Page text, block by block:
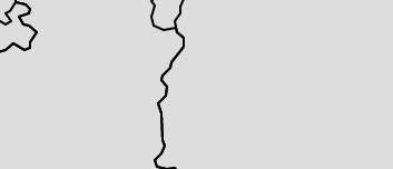
cotations UICN)